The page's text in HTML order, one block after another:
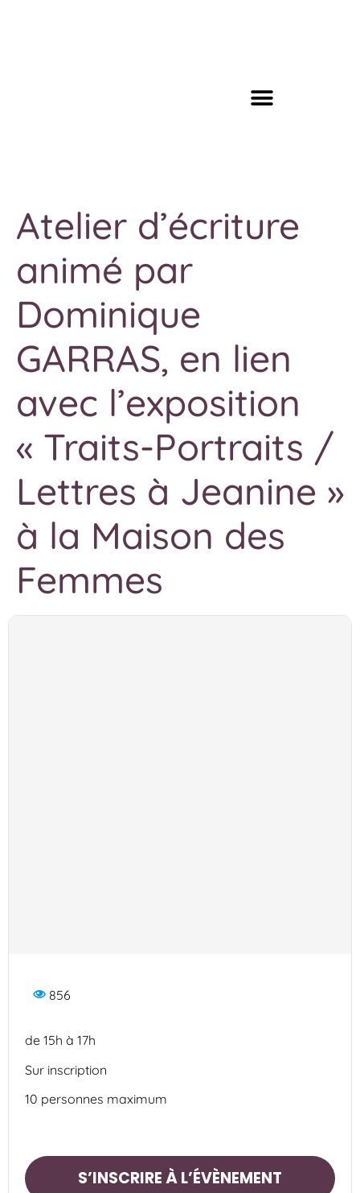
Atelier d’écriture
animé par
Dominique
GARRAS, en lien
avec l’exposition
« Traits-Portraits /
Lettres à Jeanine »
à la Maison des
Femmes
856
de 15h à 17h
Sur inscription
10 personnes maximum
S’INSCRIRE À L’ÉVÈNEMENT